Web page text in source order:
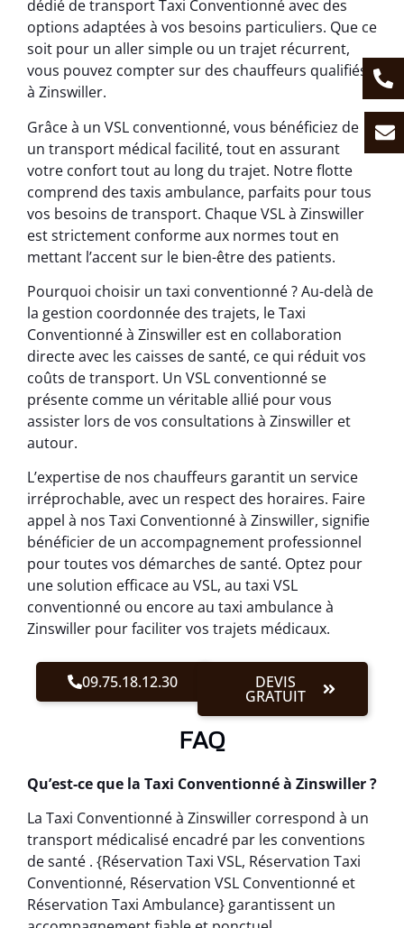
dédié de transport Taxi Conventionné avec des
options adaptées à vos besoins particuliers. Que ce
soit pour un aller simple ou un trajet récurrent,
vous pouvez compter sur des chauffeurs qualifiés
à Zinswiller.
Grâce à un VSL conventionné, vous bénéficiez de
un transport médical facilité, tout en assurant
votre confort tout au long du trajet. Notre flotte
comprend des taxis ambulance, parfaits pour tous
vos besoins de transport. Chaque VSL à Zinswiller
est strictement conforme aux normes tout en
mettant l’accent sur le bien-être des patients.
Pourquoi choisir un taxi conventionné ? Au-delà de
la gestion coordonnée des trajets, le Taxi
Conventionné à Zinswiller est en collaboration
directe avec les caisses de santé, ce qui réduit vos
coûts de transport. Un VSL conventionné se
présente comme un véritable allié pour vous
assister lors de vos consultations à Zinswiller et
autour.
L’expertise de nos chauffeurs garantit un service
irréprochable, avec un respect des horaires. Faire
appel à nos Taxi Conventionné à Zinswiller, signifie
bénéficier de un accompagnement professionnel
pour toutes vos démarches de santé. Optez pour
une solution efficace au VSL, au taxi VSL
conventionné ou encore au taxi ambulance à
Zinswiller pour faciliter vos trajets médicaux.
09.75.18.12.30 DEVIS
GRATUIT
FAQ
Qu’est-ce que la Taxi Conventionné à Zinswiller ?
La Taxi Conventionné à Zinswiller correspond à un
transport médicalisé encadré par les conventions
de santé . {Réservation Taxi VSL, Réservation Taxi
Conventionné, Réservation VSL Conventionné et
Réservation Taxi Ambulance} garantissent un